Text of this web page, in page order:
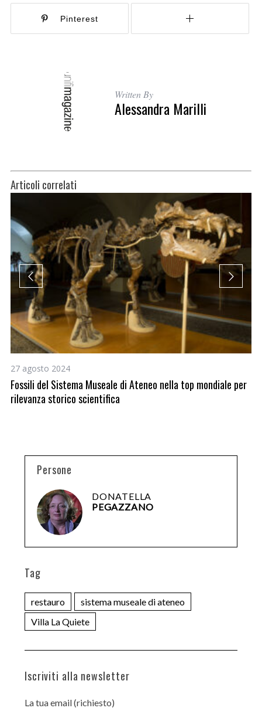
Pinterest
Written By
Alessandra Marilli
Articoli correlati
27 agosto 2024
Fossili del Sistema Museale di Ateneo nella top mondiale per
rilevanza storico scientifica
Persone
DONATELLA
PEGAZZANO
Tag
restauro
sistema museale di ateneo
Villa La Quiete
Iscriviti alla newsletter
La tua email (richiesto)